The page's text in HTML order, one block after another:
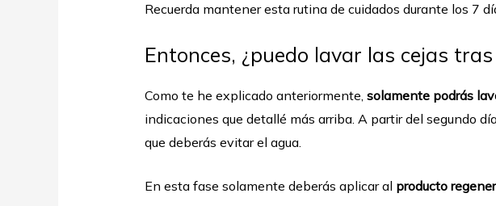
Recuerda mantener esta rutina de cuidados durante los 7
Entonces, ¿puedo lavar las cejas
Como te he explicado anteriormente, solamente podrás
indicaciones que detallé más arriba. A partir del segundo
que deberás evitar el agua.
En esta fase solamente deberás aplicar al producto